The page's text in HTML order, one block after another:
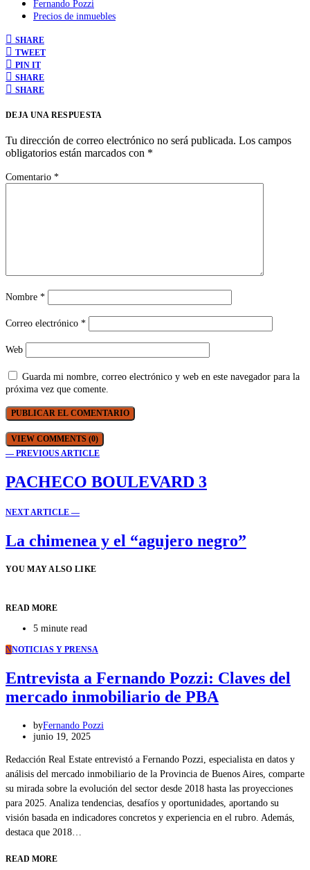
Fernando Pozzi
Precios de inmuebles
SHARE
TWEET
PIN IT
SHARE
SHARE
DEJA UNA RESPUESTA
Tu dirección de correo electrónico no será publicada. Los campos
obligatorios están marcados con *
Comentario *
Nombre *
Correo electrónico *
Web
Guarda mi nombre, correo electrónico y web en este navegador para la
próxima vez que comente.
VIEW COMMENTS (0)
— PREVIOUS ARTICLE
PACHECO BOULEVARD 3
NEXT ARTICLE —
La chimenea y el “agujero negro”
YOU MAY ALSO LIKE
READ MORE
5 minute read
NNOTICIAS Y PRENSA
Entrevista a Fernando Pozzi: Claves del
mercado inmobiliario de PBA
byFernando Pozzi
junio 19, 2025
Redacción Real Estate entrevistó a Fernando Pozzi, especialista en datos y
análisis del mercado inmobiliario de la Provincia de Buenos Aires, comparte
su mirada sobre la evolución del sector desde 2018 hasta las proyecciones
para 2025. Analiza tendencias, desafíos y oportunidades, aportando su
visión basada en indicadores concretos y experiencia en el rubro. Además,
destaca que 2018…
READ MORE